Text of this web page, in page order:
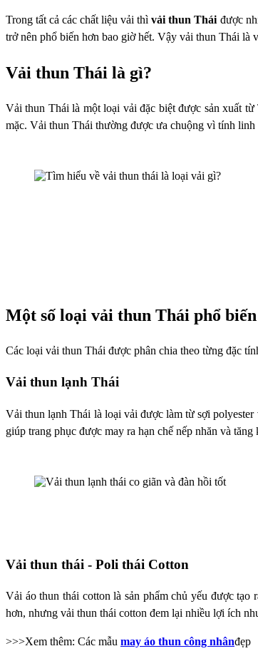
Trong tất cả các chất liệu vải thìvải thun Thái được
trở nên phổ biến hơn bao giờ hết. Vậy vải thun Thái
Vải thun Thái là gì?
Vải thun Thái là một loại vải đặc biệt được sản xuất
mặc. Vải thun Thái thường được ưa chuộng vì tính linh
Một số loại vải thun Thái phổ
Các loại vải thun Thái được phân chia theo từng đặc
Vải thun lạnh Thái
Vải thun lạnh Thái là loại vải được làm từ sợi
giúp trang phục được may ra hạn chế nếp nhăn và
Vải thun thái - Poli thái Cotton
Vải áo thun thái cotton là sản phẩm chủ yếu được
hơn, nhưng vải thun thái cotton đem lại nhiều lợi ích
>>>Xem thêm: Các mẫu may áo thun công nhânđẹp